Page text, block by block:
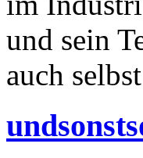
und sein
auch